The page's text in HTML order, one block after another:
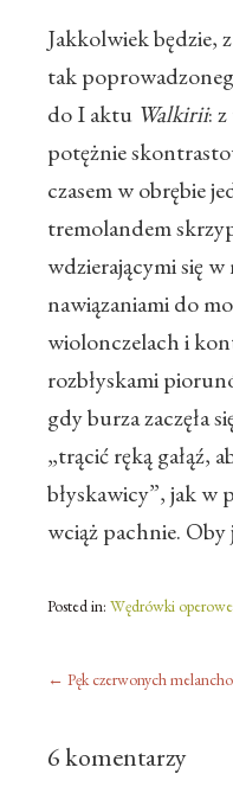
Jakkolwiek będzie,
tak
do I aktu Walkirii:
potężnie
czasem w obrębie
tremolandem
wdzierającymi się w
nawiązaniami do
wiolonczelach i
rozbłyskami
gdy burza zaczęła
„trącić ręką gałąź,
błyskawicy”, jak w
wciąż pachnie. Oby
Posted in: Wędrówki
← Pęk czerwonych
6 komentarzy